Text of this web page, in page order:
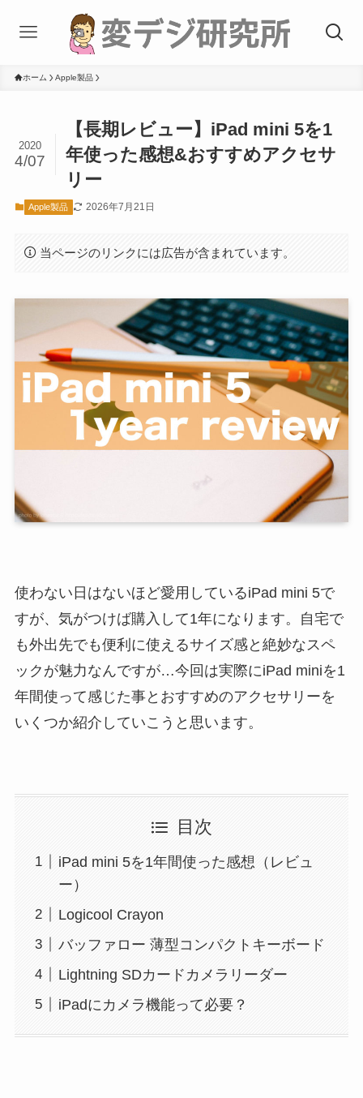
ホーム Apple製品
【長期レビュー】iPad mini 5を1
年使った感想&おすすめアクセサ
リー
2020
4/07
Apple製品 2026年7月21日
当ページのリンクには広告が含まれています。
使わない日はないほど愛用しているiPad mini 5で
すが、気がつけば購入して1年になります。自宅で
も外出先でも便利に使えるサイズ感と絶妙なスペ
ックが魅力なんですが…今回は実際にiPad miniを1
年間使って感じた事とおすすめのアクセサリーを
いくつか紹介していこうと思います。
目次
iPad mini 5を1年間使った感想（レビュ
ー）
Logicool Crayon
バッファロー 薄型コンパクトキーボード
Lightning SDカードカメラリーダー
iPadにカメラ機能って必要？